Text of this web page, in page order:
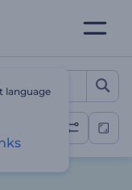
画の予告
language